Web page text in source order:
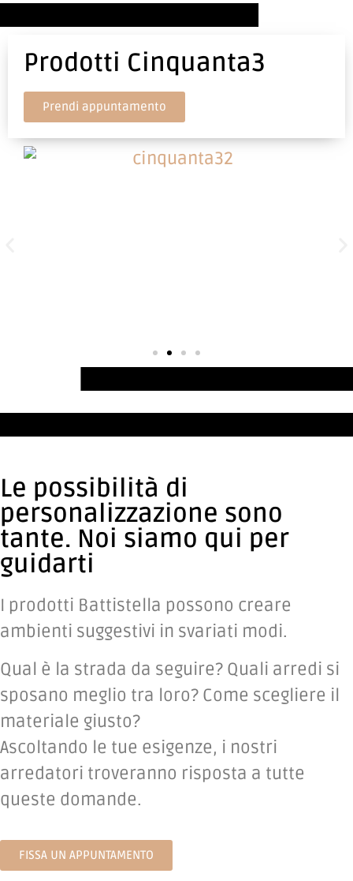
Prodotti Cinquanta3
Prendi appuntamento
Le possibilità di
personalizzazione sono
tante. Noi siamo qui per
guidarti
I prodotti Battistella possono creare
ambienti suggestivi in svariati modi.
Qual è la strada da seguire? Quali arredi si
sposano meglio tra loro? Come scegliere il
materiale giusto?
Ascoltando le tue esigenze, i nostri
arredatori troveranno risposta a tutte
queste domande.
FISSA UN APPUNTAMENTO